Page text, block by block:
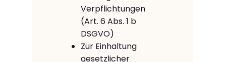
Verpflichtungen
(Art. 6 Abs. 1 b
DSGVO)
Zur Einhaltung
gesetzlicher